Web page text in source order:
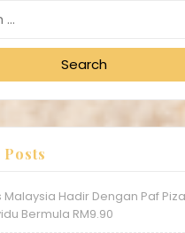
Search
Posts
Malaysia Hadir Dengan Paf
Bermula RM9.90